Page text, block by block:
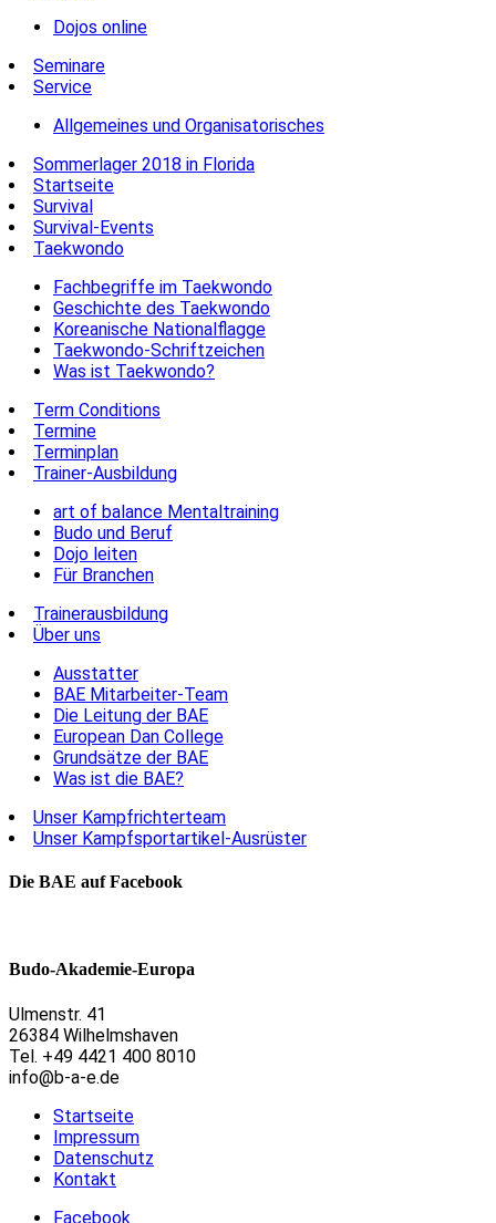
Dojos online
Seminare
Service
Allgemeines und Organisatorisches
Sommerlager 2018 in Florida
Startseite
Survival
Survival-Events
Taekwondo
Fachbegriffe im Taekwondo
Geschichte des Taekwondo
Koreanische Nationalflagge
Taekwondo-Schriftzeichen
Was ist Taekwondo?
Term Conditions
Termine
Terminplan
Trainer-Ausbildung
art of balance Mentaltraining
Budo und Beruf
Dojo leiten
Für Branchen
Trainerausbildung
Über uns
Ausstatter
BAE Mitarbeiter-Team
Die Leitung der BAE
European Dan College
Grundsätze der BAE
Was ist die BAE?
Unser Kampfrichterteam
Unser Kampfsportartikel-Ausrüster
Die BAE auf Facebook
Budo-Akademie-Europa
Ulmenstr. 41
26384 Wilhelmshaven
Tel. +49 4421 400 8010
info@b-a-e.de
Startseite
Impressum
Datenschutz
Kontakt
Facebook